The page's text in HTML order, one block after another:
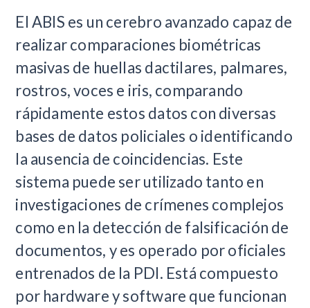
El ABIS es un cerebro avanzado capaz de
realizar comparaciones biométricas
masivas de huellas dactilares, palmares,
rostros, voces e iris, comparando
rápidamente estos datos con diversas
bases de datos policiales o identificando
la ausencia de coincidencias. Este
sistema puede ser utilizado tanto en
investigaciones de crímenes complejos
como en la detección de falsificación de
documentos, y es operado por oficiales
entrenados de la PDI. Está compuesto
por hardware y software que funcionan